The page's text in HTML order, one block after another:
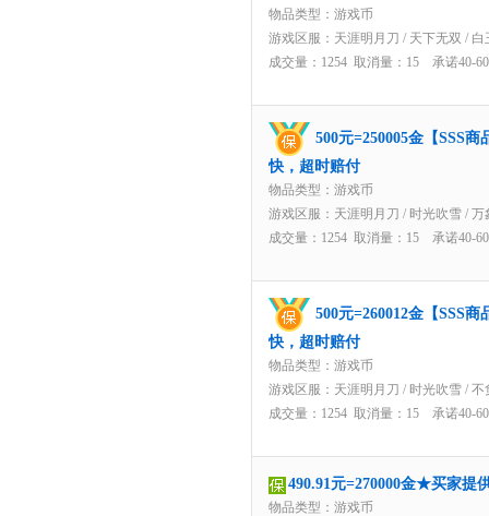
物品类型：游戏币
游戏区服： 天涯明月刀 / 天下无双 / 白
成交量：1254 取消量：15 承诺40-
500元=250005金【SSS
快，超时赔付
物品类型：游戏币
游戏区服： 天涯明月刀 / 时光吹雪 / 万
成交量：1254 取消量：15 承诺40-
500元=260012金【SSS
快，超时赔付
物品类型：游戏币
游戏区服： 天涯明月刀 / 时光吹雪 / 不
成交量：1254 取消量：15 承诺40-
490.91元=270000金★买家提
物品类型：游戏币